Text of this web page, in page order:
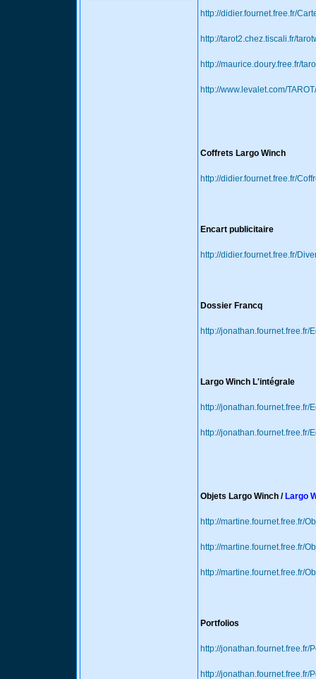
http://didier.fournet.free.fr/
http://tarot2.chez.tiscali.fr/
http://maurice.doury.free.fr/
http://www.levalet.com/
Coffrets Largo Winch
http://didier.fournet.free.fr/
Encart publicitaire
http://didier.fournet.free.fr/
Dossier Francq
http://
Largo Winch L'intégrale
http://
http://
Objets Largo Winch / Largo
http://martine.fournet.free.fr/
http://martine.fournet.free.fr/
http://martine.fournet.free.fr/
Portfolios
http://jonathan.fournet.free.fr/
http://jonathan.fournet.free.fr/